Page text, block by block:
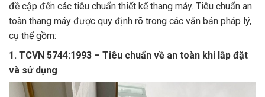
đề cập đến các tiêu chuẩn thiết kế thang máy. Tiêu chuẩn an
toàn thang máy được quy định rõ trong các văn bản pháp lý,
cụ thể gồm:
1. TCVN 5744:1993 – Tiêu chuẩn về an toàn khi lắp đặt
và sử dụng